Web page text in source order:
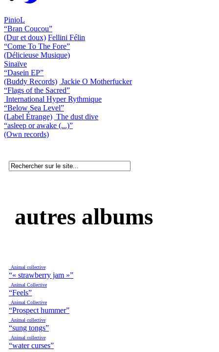
PinioL
“Bran Coucou”
(Dur et doux) Fellini Félin
“Come To The Fore”
(Délicieuse Musique)
Sinaïve
“Dasein EP”
(Buddy Records) Jackie O Motherfucker
“Flags of the Sacred”
International Hyper Rythmique
“Below Sea Level”
(Label Étrange) The dust dive
“asleep or awake (...)”
(Own records)
autres albums
Animal collective
“« strawberry jam »”
Animal Collective
“Feels”
Animal Collective
“Prospect hummer”
Animal collective
“sung tongs”
Animal collective
“water curses”